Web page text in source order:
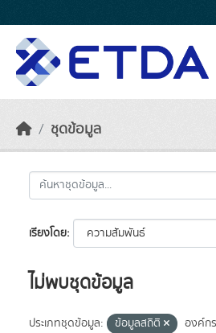
ชุดข้อมูล
เรียงโดย
ไม่พบชุดข้อมูล
ประเภทชุดข้อมูล: ข้อมูลสถิติ องค์ก